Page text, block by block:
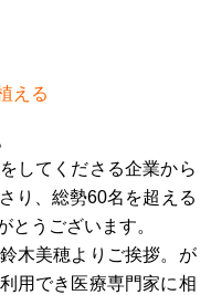
える
してくださる企業から
り、総勢60名を超える
とうございます。
木美穂よりご挨拶。が
用でき医療専門家に相